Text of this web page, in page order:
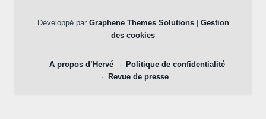
Développé par Graphene Themes Solutions| Gestion
des cookies
A propos d’Hervé
Politique de confidentialité
Revue de presse